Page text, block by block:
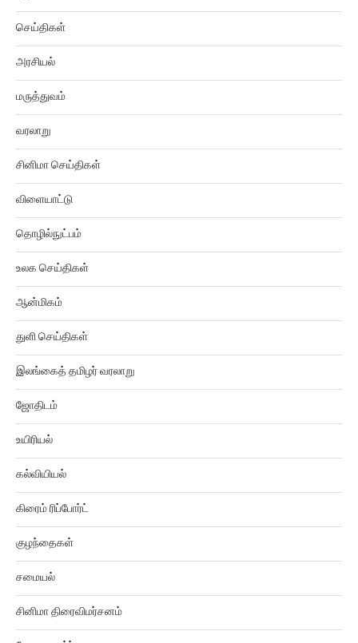
செய்திகள்
அரசியல்
மருத்துவம்
வரலாறு
சினிமா செய்திகள்
விளையாட்டு
தொழில்நுட்பம்
உலக செய்திகள்
ஆன்மிகம்
துளி செய்திகள்
இலங்கைத் தமிழர் வரலாறு
ஜோதிடம்
உயிரியல்
கல்வியியல்
கிரைம் ரிப்போர்ட்
குழந்தைகள்
சமையல்
சினிமா திரைவிமர்சனம்